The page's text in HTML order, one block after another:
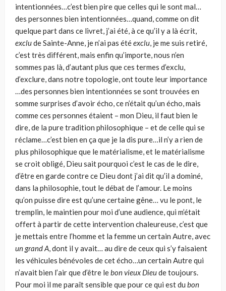
intentionnées…c’est bien pire que celles qui le sont mal…
des personnes bien intentionnées…quand, comme on dit
quelque part dans ce livret, j’ai été, à ce qu’il y a là écrit,
exclude Sainte-Anne, je n’ai pas étéexclu, je me suis retiré,
c’est très différent, mais enfin qu’importe, nous n’en
sommes pas là, d’autant plus que ces termes d’exclu,
d’exclure, dans notre topologie, ont toute leur importance
…des personnes bien intentionnées se sont trouvées en
somme surprises d’avoir écho, ce n’était qu’un écho, mais
comme ces personnes étaient – mon Dieu, il faut bien le
dire, de la pure tradition philosophique – et de celle qui se
réclame…c’est bien en ça que je la dis pure…il n’y a rien de
plus philosophique que le matérialisme, et le matérialisme
se croit obligé, Dieu sait pourquoi c’est le cas de le dire,
d’être en garde contre ce Dieu dont j’ai dit qu’il a dominé,
dans la philosophie, tout le débat de l’amour. Le moins
qu’on puisse dire est qu’une certaine gêne… vu le pont, le
tremplin, le maintien pour moi d’une audience, qui m’était
offert à partir de cette intervention chaleureuse, c’est que
je mettais entre l’homme et la femme un certain Autre, avec
un grand A, dont il y avait… au dire de ceux qui s’y faisaient
les véhicules bénévoles de cet écho…un certain Autre qui
n’avait bien l’air que d’être lebon vieux Dieude toujours.
Pour moi il me paraît sensible que pour ce qui est du bon